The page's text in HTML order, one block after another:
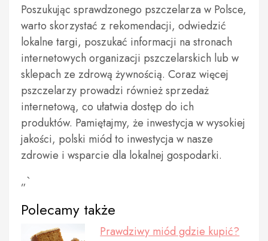
Poszukując sprawdzonego pszczelarza w Polsce,
warto skorzystać z rekomendacji, odwiedzić
lokalne targi, poszukać informacji na stronach
internetowych organizacji pszczelarskich lub w
sklepach ze zdrową żywnością. Coraz więcej
pszczelarzy prowadzi również sprzedaż
internetową, co ułatwia dostęp do ich
produktów. Pamiętajmy, że inwestycja w wysokiej
jakości, polski miód to inwestycja w nasze
zdrowie i wsparcie dla lokalnej gospodarki.
„`
Polecamy także
Prawdziwy miód gdzie kupić?